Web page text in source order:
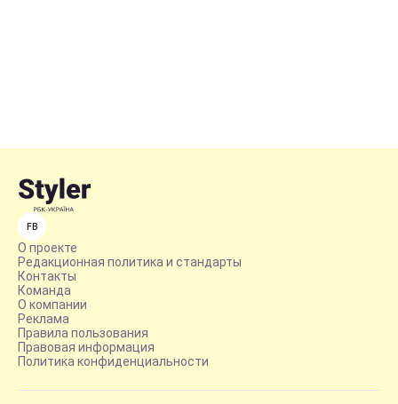
FB
О проекте
Редакционная политика и стандарты
Контакты
Команда
О компании
Реклама
Правила пользования
Правовая информация
Политика конфиденциальности